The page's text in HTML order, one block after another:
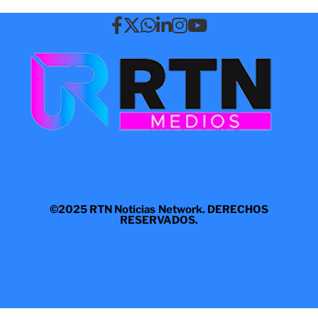
©2025 RTN Noticias Network. DERECHOS
RESERVADOS.